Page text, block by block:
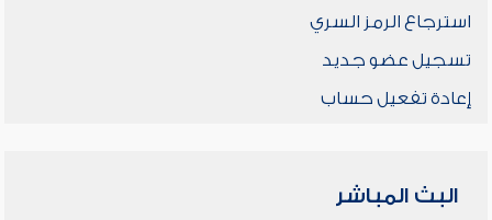
استرجاع الرمز السري
تسجيل عضو جديد
إعادة تفعيل حساب
البث المباشر